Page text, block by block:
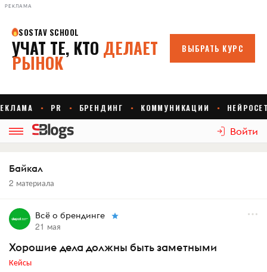
РЕКЛАМА
Войти
Байкал
2 материала
Всё о брендинге
21 мая
Хорошие дела должны быть заметными
Кейсы